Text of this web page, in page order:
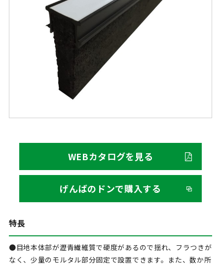
WEBカタログを見る
げんばのドンで購入する
特長
●目地本体部が瀝青繊維質で硬度があるので揺れ、フラつきが
なく、少量のモルタル部分固定で設置できます。また、数か所